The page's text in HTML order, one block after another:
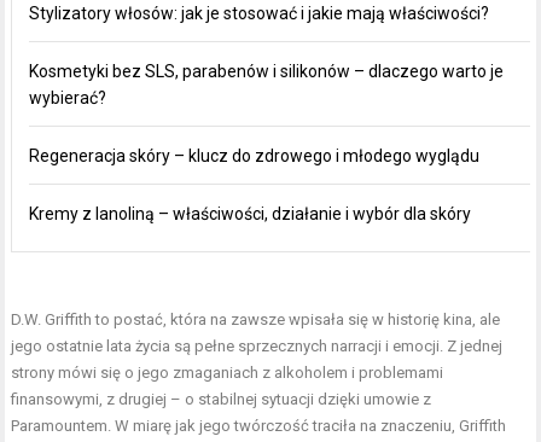
Stylizatory włosów: jak je stosować i jakie mają właściwości?
Kosmetyki bez SLS, parabenów i silikonów – dlaczego warto je
wybierać?
Regeneracja skóry – klucz do zdrowego i młodego wyglądu
Kremy z lanoliną – właściwości, działanie i wybór dla skóry
D.W. Griffith to postać, która na zawsze wpisała się w historię kina, ale
jego ostatnie lata życia są pełne sprzecznych narracji i emocji. Z jednej
strony mówi się o jego zmaganiach z alkoholem i problemami
finansowymi, z drugiej – o stabilnej sytuacji dzięki umowie z
Paramountem. W miarę jak jego twórczość traciła na znaczeniu, Griffith